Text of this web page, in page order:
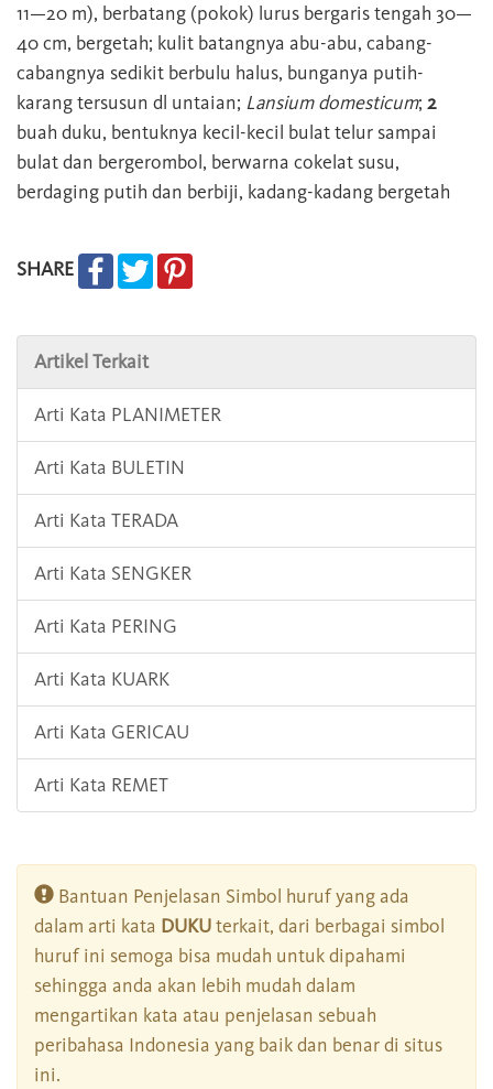
11—20 m), berbatang (pokok) lurus bergaris tengah 30—
40 cm, bergetah; kulit batangnya abu-abu, cabang-
cabangnya sedikit berbulu halus, bunganya putih-
karang tersusun dl untaian; Lansium domesticum; 2
buah duku, bentuknya kecil-kecil bulat telur sampai
bulat dan bergerombol, berwarna cokelat susu,
berdaging putih dan berbiji, kadang-kadang bergetah
SHARE
Artikel Terkait
Arti Kata PLANIMETER
Arti Kata BULETIN
Arti Kata TERADA
Arti Kata SENGKER
Arti Kata PERING
Arti Kata KUARK
Arti Kata GERICAU
Arti Kata REMET
Bantuan Penjelasan Simbol huruf yang ada
dalam arti kata DUKUterkait, dari berbagai simbol
huruf ini semoga bisa mudah untuk dipahami
sehingga anda akan lebih mudah dalam
mengartikan kata atau penjelasan sebuah
peribahasa Indonesia yang baik dan benar di situs
ini.